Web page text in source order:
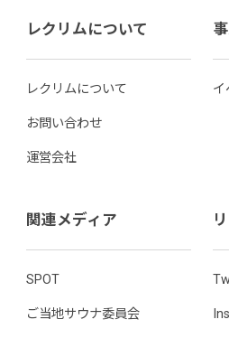
レクリムについて
レクリムについて
お問い合わせ
運営会社
イ
関連メディア
SPOT
ご当地サウナ委員会